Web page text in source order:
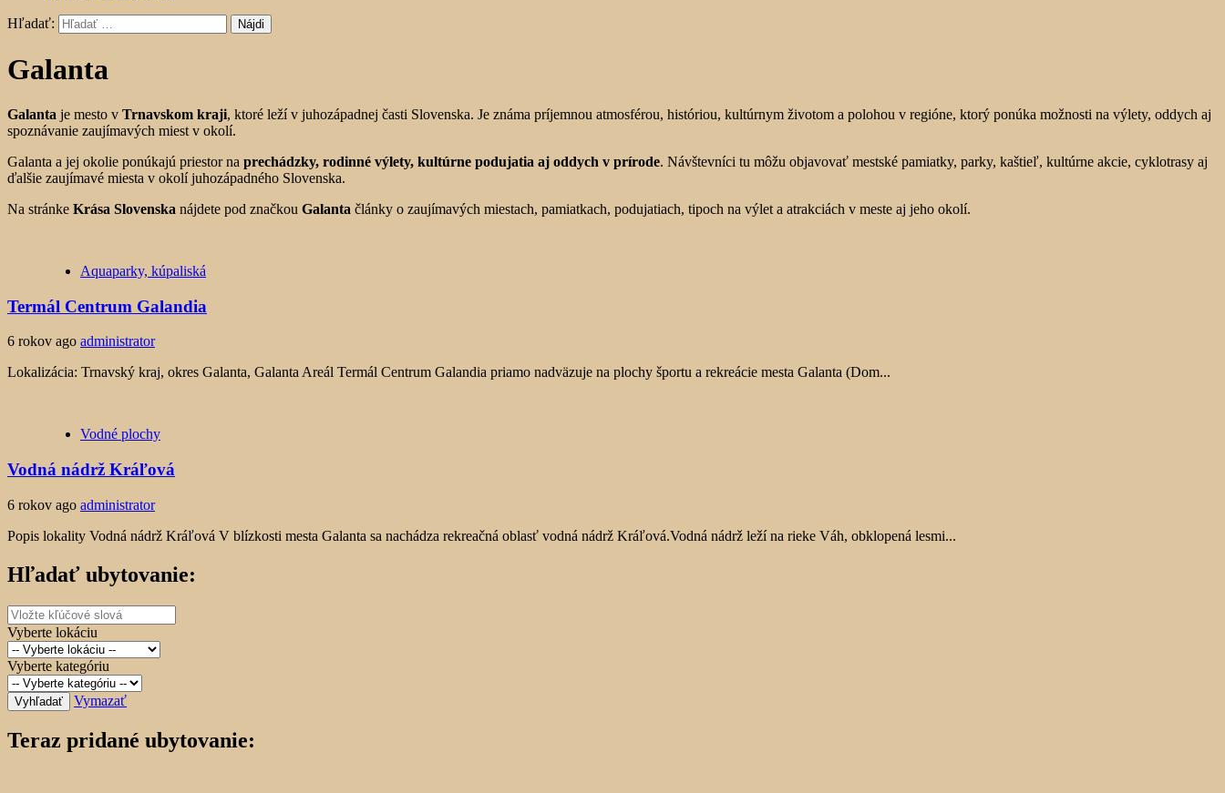
Hľadať:
Galanta
Galanta je mesto v Trnavskom kraji, ktoré leží v juhozápadnej časti Slovenska. Je známa príjemnou atmosférou, históriou, kultúrnym životom a polohou v regióne, ktorý ponúka možnosti na výlety, oddych aj
spoznávanie zaujímavých miest v okolí.
Galanta a jej okolie ponúkajú priestor na prechádzky, rodinné výlety, kultúrne podujatia aj oddych v prírode. Návštevníci tu môžu objavovať mestské pamiatky, parky, kaštieľ, kultúrne akcie, cyklotrasy aj
ďalšie zaujímavé miesta v okolí juhozápadného Slovenska.
Na stránke Krása Slovenska nájdete pod značkou Galanta články o zaujímavých miestach, pamiatkach, podujatiach, tipoch na výlet a atrakciách v meste aj jeho okolí.
Aquaparky, kúpaliská
Termál Centrum Galandia
6 rokov ago administrator
Lokalizácia: Trnavský kraj, okres Galanta, Galanta Areál Termál Centrum Galandia priamo nadväzuje na plochy športu a rekreácie mesta Galanta (Dom...
Vodné plochy
Vodná nádrž Kráľová
6 rokov ago administrator
Popis lokality Vodná nádrž Kráľová V blízkosti mesta Galanta sa nachádza rekreačná oblasť vodná nádrž Kráľová.Vodná nádrž leží na rieke Váh, obklopená lesmi...
Hľadať ubytovanie:
Vyberte lokáciu
Vyberte kategóriu
Vyhľadať Vymazať
Teraz pridané ubytovanie: